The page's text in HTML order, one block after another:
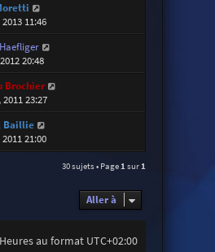
11:46
20:48
Brochier
23:27
Baillie
21:00
30 sujets • Page1sur1
Aller à
Heures au format UTC+02:00